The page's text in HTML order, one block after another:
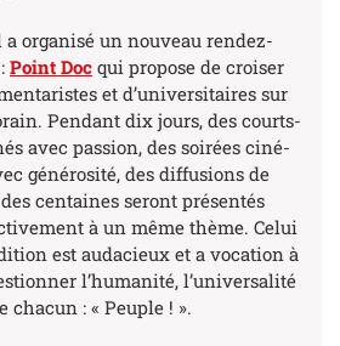
a organisé un nouveau rendez-
Point Doc qui propose de croiser
et d’universitaires sur
Pendant dix jours, des courts-
avec passion, des soirées ciné-
générosité, des diffusions de
centaines seront présentés
à un même thème. Celui
est audacieux et a vocation à
l’humanité, l’universalité
chacun : « Peuple ! ».